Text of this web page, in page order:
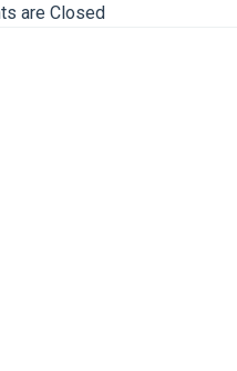
are Closed